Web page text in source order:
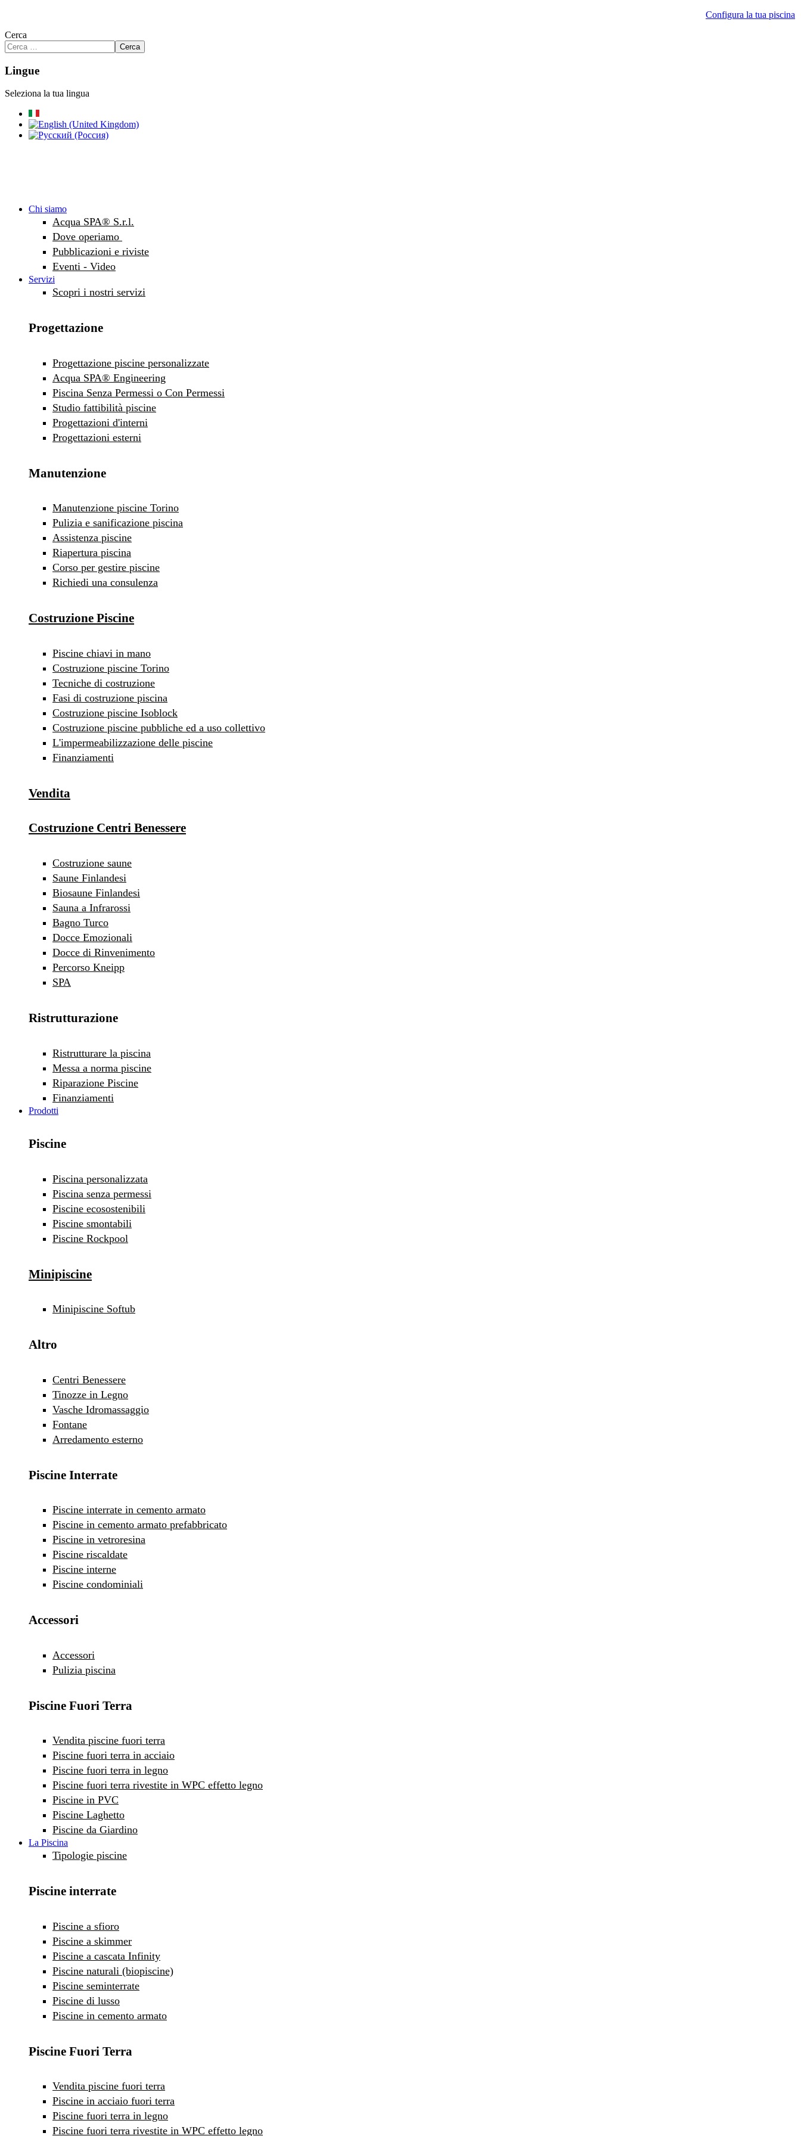
Configura la tua piscina
Cerca
Cerca
Lingue
Seleziona la tua lingua
Chi siamo
Acqua SPA® S.r.l.
Dove operiamo
Pubblicazioni e riviste
Eventi - Video
Servizi
Scopri i nostri servizi
Progettazione
Progettazione piscine personalizzate
Acqua SPA® Engineering
Piscina Senza Permessi o Con Permessi
Studio fattibilità piscine
Progettazioni d'interni
Progettazioni esterni
Manutenzione
Manutenzione piscine Torino
Pulizia e sanificazione piscina
Assistenza piscine
Riapertura piscina
Corso per gestire piscine
Richiedi una consulenza
Costruzione Piscine
Piscine chiavi in mano
Costruzione piscine Torino
Tecniche di costruzione
Fasi di costruzione piscina
Costruzione piscine Isoblock
Costruzione piscine pubbliche ed a uso collettivo
L'impermeabilizzazione delle piscine
Finanziamenti
Vendita
Costruzione Centri Benessere
Costruzione saune
Saune Finlandesi
Biosaune Finlandesi
Sauna a Infrarossi
Bagno Turco
Docce Emozionali
Docce di Rinvenimento
Percorso Kneipp
SPA
Ristrutturazione
Ristrutturare la piscina
Messa a norma piscine
Riparazione Piscine
Finanziamenti
Prodotti
Piscine
Piscina personalizzata
Piscina senza permessi
Piscine ecosostenibili
Piscine smontabili
Piscine Rockpool
Minipiscine
Minipiscine Softub
Altro
Centri Benessere
Tinozze in Legno
Vasche Idromassaggio
Fontane
Arredamento esterno
Piscine Interrate
Piscine interrate in cemento armato
Piscine in cemento armato prefabbricato
Piscine in vetroresina
Piscine riscaldate
Piscine interne
Piscine condominiali
Accessori
Accessori
Pulizia piscina
Piscine Fuori Terra
Vendita piscine fuori terra
Piscine fuori terra in acciaio
Piscine fuori terra in legno
Piscine fuori terra rivestite in WPC effetto legno
Piscine in PVC
Piscine Laghetto
Piscine da Giardino
La Piscina
Tipologie piscine
Piscine interrate
Piscine a sfioro
Piscine a skimmer
Piscine a cascata Infinity
Piscine naturali (biopiscine)
Piscine seminterrate
Piscine di lusso
Piscine in cemento armato
Piscine Fuori Terra
Vendita piscine fuori terra
Piscine in acciaio fuori terra
Piscine fuori terra in legno
Piscine fuori terra rivestite in WPC effetto legno